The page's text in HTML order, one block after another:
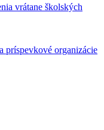
vrátane školských
príspevkové organizácie